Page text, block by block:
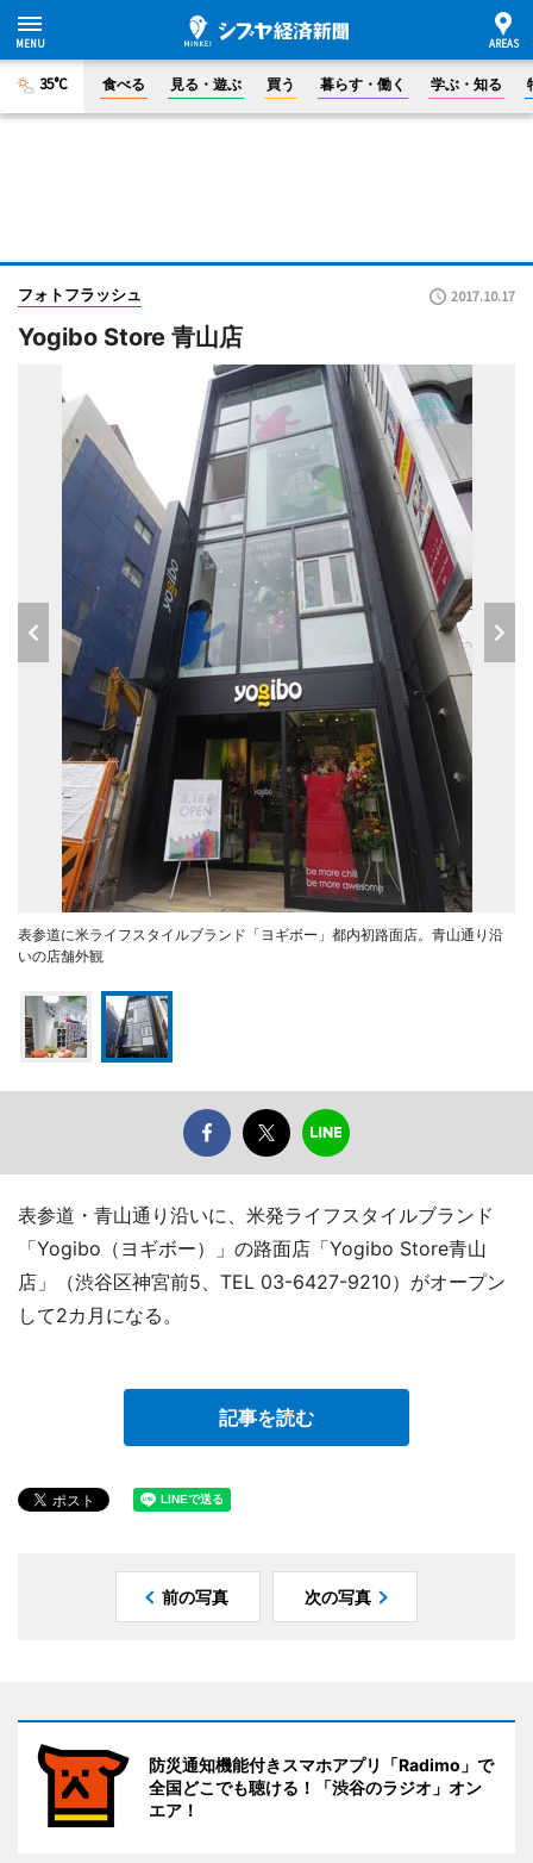
35°C 食べる 見る・遊ぶ 買う 暮らす・働く 学ぶ・知る
フォトフラッシュ 2017.10.17
Yogibo Store 青山店
表参道に米ライフスタイルブランド「ヨギボー」都内初路面店。青山通り沿
いの店舗外観
表参道・青山通り沿いに、米発ライフスタイルブランド
「Yogibo（ヨギボー）」の路面店「Yogibo Store青山
店」（渋谷区神宮前5、TEL 03-6427-9210）がオープン
して2カ月になる。
記事を読む
前の写真 次の写真
防災通知機能付きスマホアプリ「Radimo」で
全国どこでも聴ける！「渋谷のラジオ」オン
エア！